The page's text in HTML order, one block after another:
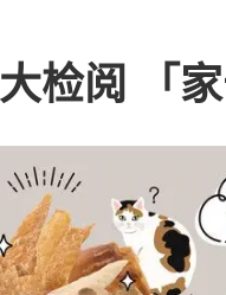
检阅 「家